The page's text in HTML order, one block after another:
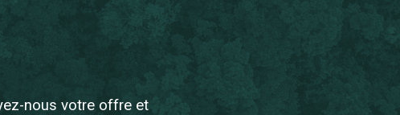
nous votre offre et